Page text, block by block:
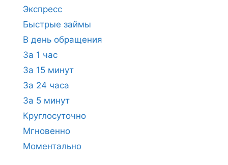
Экспресс
Быстрые займы
В день обращения
За 1 час
За 15 минут
За 24 часа
За 5 минут
Круглосуточно
Мгновенно
Моментально